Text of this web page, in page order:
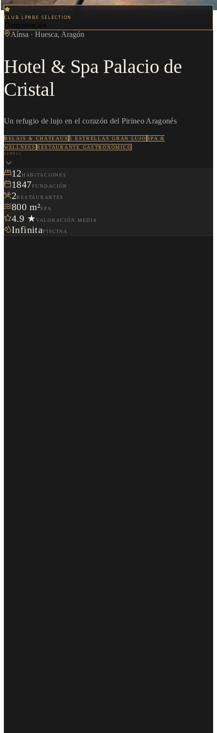
CLUB LPMBE SELECTION
Demostración
Aínsa · Huesca, Aragón
Hotel & Spa Palacio de
Cristal
Un refugio de lujo en el corazón del Pirineo Aragonés
RELAIS & CHÂTEAUX 5 ESTRELLAS GRAN LUJO SPA &
WELLNESS RESTAURANTE GASTRONÓMICO
SCROLL
12HABITACIONES
1847FUNDACIÓN
2RESTAURANTES
800 m²SPA
4.9 ★VALORACIÓN MEDIA
InfinitaPISCINA